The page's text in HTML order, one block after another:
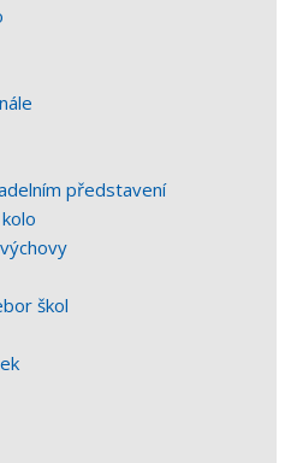
představení
škol